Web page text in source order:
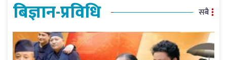
बिज्ञान-प्रविधि सबै